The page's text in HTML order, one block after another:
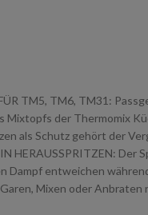
TM5, TM6, TM31:
Mixtopfs der Thermomix
als Schutz gehört der
HERAUSSPRITZEN: Der
Dampf entweichen
Mixen oder Anbraten